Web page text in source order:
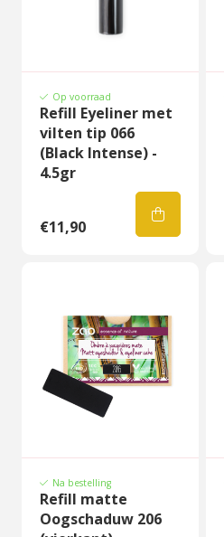
Op voorraad
Refill Eyeliner met
vilten tip 066
(Black Intense) -
4.5gr
€11,90
Na bestelling
Refill matte
Oogschaduw 206